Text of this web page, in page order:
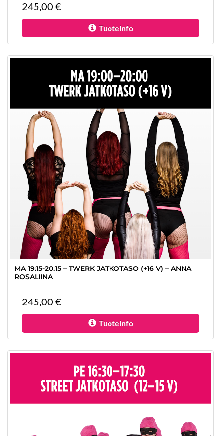
245,00 €
Tuoteinfo
MA 19:15-20:15 – TWERK JATKOTASO (+16 V) – ANNA
ROSALIINA
245,00 €
Tuoteinfo